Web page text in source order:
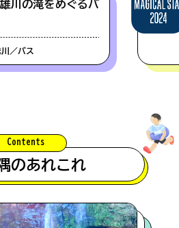
#旬の味
#麺類
・川南エリア
況について
す。できる限り最新の情報を
ておりますが、混雑状況は常
ので、あくまでも目安として
いです。なお、閑散期には混
りません。
の滝をめぐるバ
バス
のあれこれ
Contents